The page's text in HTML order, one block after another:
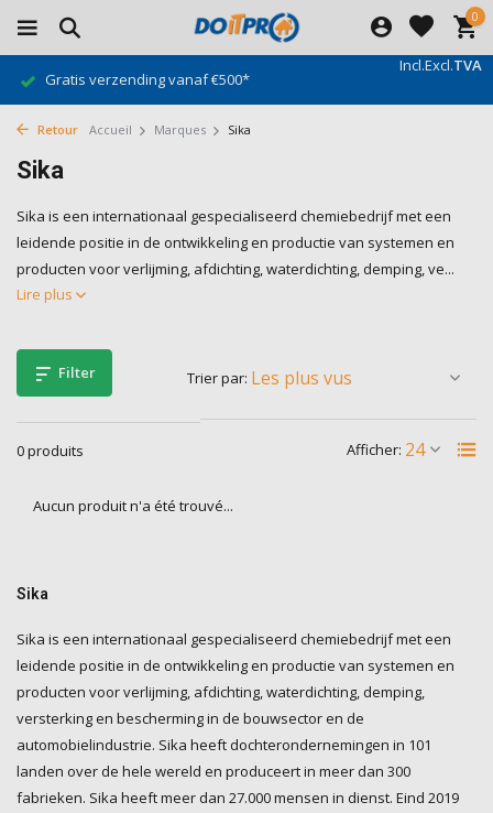
0
Incl.Excl.TVA
Gratis verzending vanaf €500*
Retour Accueil Marques Sika
Sika
Sika is een internationaal gespecialiseerd chemiebedrijf met een
leidende positie in de ontwikkeling en productie van systemen en
producten voor verlijming, afdichting, waterdichting, demping, ve...
Lire plus
Filter
0 produits Afficher:
Trier par:
Aucun produit n'a été trouvé...
Sika
Sika is een internationaal gespecialiseerd chemiebedrijf met een
leidende positie in de ontwikkeling en productie van systemen en
producten voor verlijming, afdichting, waterdichting, demping,
versterking en bescherming in de bouwsector en de
automobielindustrie. Sika heeft dochterondernemingen in 101
landen over de hele wereld en produceert in meer dan 300
fabrieken. Sika heeft meer dan 27.000 mensen in dienst. Eind 2019